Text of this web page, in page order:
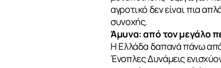
αγροτικό δεν είναι πια
συνοχής.
Άμυνα: από τον μεγάλο
Η Ελλάδα δαπανά πάνω
Ένοπλες Δυνάμεις